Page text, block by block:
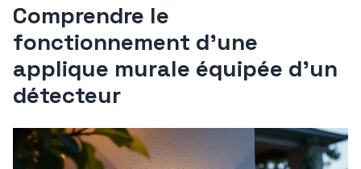
Comprendre le
fonctionnement d’une
applique murale équipée d’un
détecteur